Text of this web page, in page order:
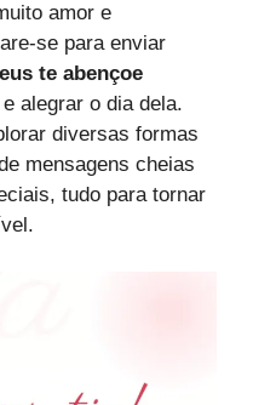
amor e
se para enviar
te abençoe
alegrar o dia dela.
diversas formas
mensagens cheias
tudo para tornar